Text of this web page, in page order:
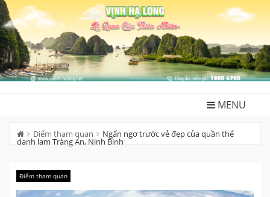
Skip
to
content
MENU
Điểm tham quan Ngẩn ngơ trước vẻ đẹp của quần thể
danh lam Tràng An, Ninh Bình
Điểm tham quan